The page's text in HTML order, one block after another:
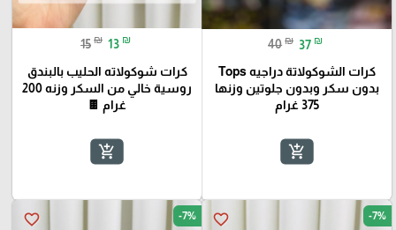
40 ₪ 37 ₪
كرات الشوكولاتة دراجيه Tops
بدون سكر وبدون جلوتين وزنها
375 غرام
add_shopping_cart
15 ₪ 13 ₪
كرات شوكولاته الحليب بالبندق
روسية خالي من السكر وزنه 200
غرام 🍫
add_shopping_cart
favorite_border -7%
favorite_border -7%